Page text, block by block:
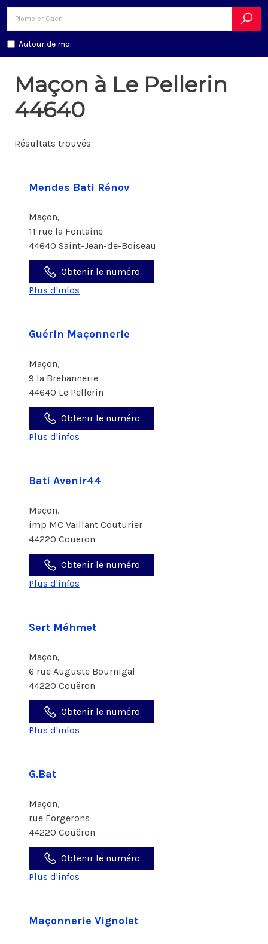
Autour de moi
Maçon à Le Pellerin
44640
Résultats trouvés
Mendes Bati Rénov
Maçon,
11 rue la Fontaine
44640 Saint-Jean-de-Boiseau
Obtenir le numéro
Plus d'infos
Guérin Maçonnerie
Maçon,
9 la Brehannerie
44640 Le Pellerin
Obtenir le numéro
Plus d'infos
Bati Avenir44
Maçon,
imp MC Vaillant Couturier
44220 Couëron
Obtenir le numéro
Plus d'infos
Sert Méhmet
Maçon,
6 rue Auguste Bournigal
44220 Couëron
Obtenir le numéro
Plus d'infos
G.Bat
Maçon,
rue Forgerons
44220 Couëron
Obtenir le numéro
Plus d'infos
Maçonnerie Vignolet